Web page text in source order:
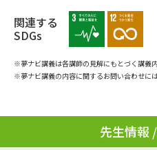
ユーザー
関連する
SDGs
※夢ナビ講義は各講師の見解にもとづく講義
※夢ナビ講義の内容に関するお問い合わせに
先生情報